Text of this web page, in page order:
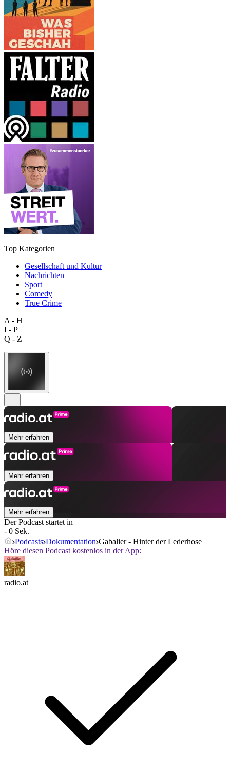
Top Kategorien
Gesellschaft und Kultur
Nachrichten
Sport
Comedy
True Crime
A - H
I - P
Q - Z
Mehr erfahren
Mehr erfahren
Mehr erfahren
Der Podcast startet in
- 0 Sek.
Podcasts Dokumentation Gabalier - Hinter der Lederhose
Höre diesen Podcast kostenlos in der App:
radio.at